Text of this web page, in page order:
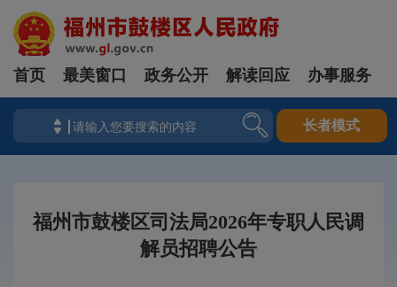
首页 最美窗口 政务公开 解读回应 办事服务
长者模式
福州市鼓楼区司法局2026年专职人民调
解员招聘公告